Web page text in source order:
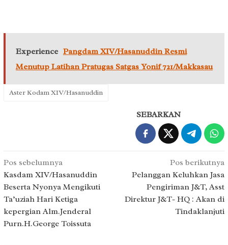
Experience Pangdam XIV/Hasanuddin Resmi
Menutup Latihan Pratugas Satgas Yonif 721/Makkasau
Aster Kodam XIV/Hasanuddin
SEBARKAN
Navigasi
pos
Pos sebelumnya
Kasdam XIV/Hasanuddin
Beserta Nyonya Mengikuti
Ta’uziah Hari Ketiga
kepergian Alm.Jenderal
Purn.H.George Toissuta
Pos berikutnya
Pelanggan Keluhkan Jasa
Pengiriman J&T, Asst
Direktur J&T- HQ : Akan di
Tindaklanjuti